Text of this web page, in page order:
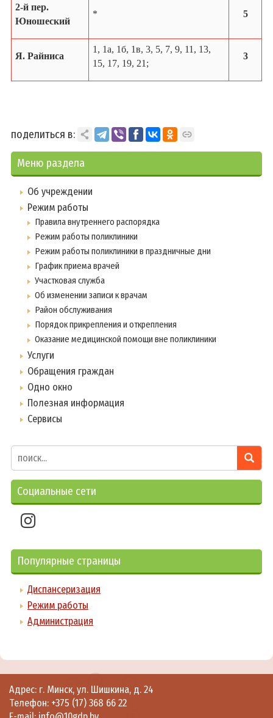
2-й пер.
Юношеский
* 5
Я. Райниса
1, 1а, 1б, 1в, 3, 5, 7, 9, 11, 13,
15, 17, 19, 21;
3
поделиться в:
Меню раздела
Об учреждении
Режим работы
Правила внутреннего распорядка
Режим работы поликлиники
Режим работы поликлиники в праздничные дни
График приема врачей
Участковая служба
Об изменении записи к врачам
Район обслуживания
Порядок прикрепления и открепления
Оказание медицинской помощи вне поликлиники
Услуги
Обращения граждан
Одно окно
Полезная информация
Сервисы
Социальные сети
Популярные страницы
Диспансеризация
Режим работы
Администрация
Адрес: г. Минск, ул. Шишкина, д. 24
Телефон: +375 (17) 368 66 22